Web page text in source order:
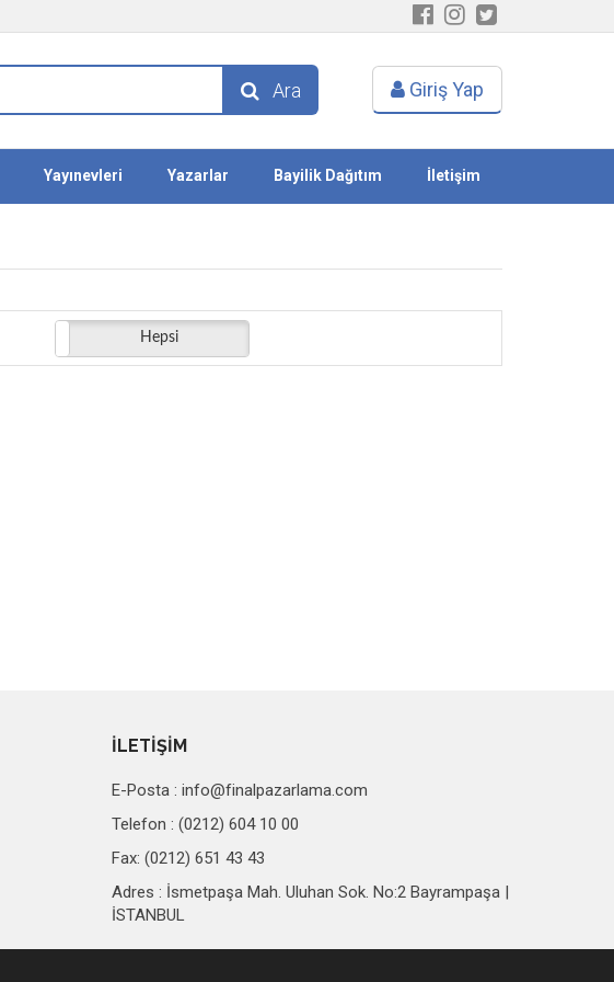
Ara Giriş Yap
Yayınevleri Yazarlar Bayilik Dağıtım İletişim
Hepsi
İLETİŞİM
E-Posta :info@finalpazarlama.com
Telefon : (0212) 604 10 00
Fax: (0212) 651 43 43
Adres : İsmetpaşa Mah. Uluhan Sok. No:2 Bayrampaşa |
İSTANBUL